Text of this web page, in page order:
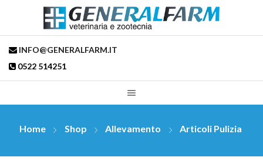
INFO@GENERALFARM.IT
0522 514251
Home Shop Allevamento Articoli Pulizia